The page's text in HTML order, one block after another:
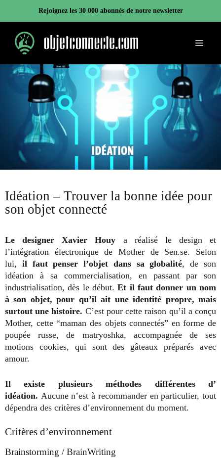
contenu
Rejoignez les 30 000 abonnés de notre newsletter
Menu
Idéation – Trouver la bonne idée pour
son objet connecté
Le designer Xavier Houy a réalisé le design et
l’intégration électronique de Mother de Sen.se. Selon
lui, il faut penser l’objet dans sa globalité, de son
idéation à sa commercialisation, en passant par son
industrialisation, dès le début.Et il faut donner un nom
à son objet, pour qu’il ait une identité propre, mais
surtout une histoire. C’est pour cette raison qu’il a conçu
Mother, cette “maman des objets connectés” en forme de
poupée russe, de matryoshka, accompagnée de ses
motions cookies, qui sont des gâteaux préparés avec
amour.
Il existe plusieurs méthodes différentes d’
idéation. Aucune n’est à recommander en particulier, tout
dépendra des critères d’environnement du moment.
Critères d’environnement
Brainstorming / BrainWriting